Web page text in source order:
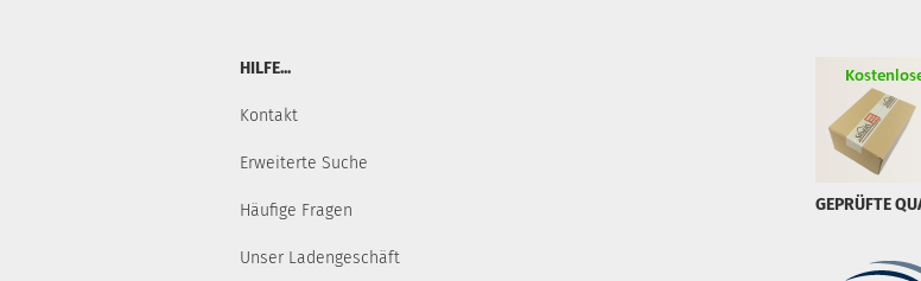
HILFE...
Kontakt
Erweiterte Suche
Häufige Fragen
Unser Ladengeschäft
GEPRÜFTE